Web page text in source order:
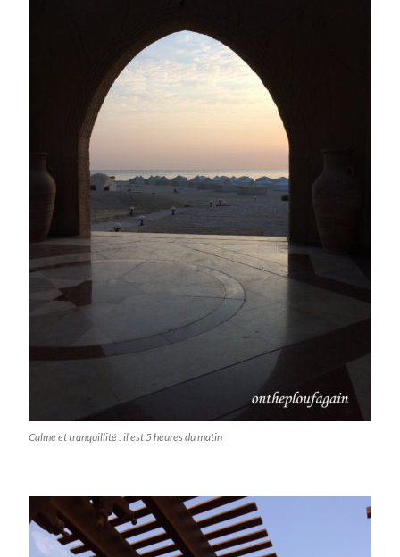
Calme et tranquillité : il est 5 heures du matin